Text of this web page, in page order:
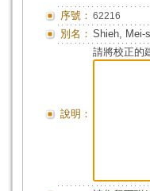
序號： 62216
別名： Shieh, Mei-
說明：
請將校正的